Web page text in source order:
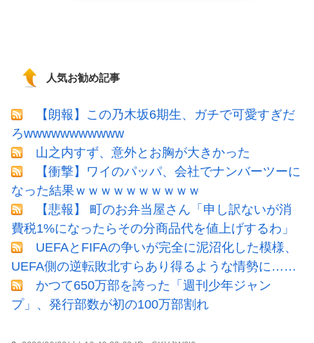
人気お勧め記事
【朗報】この乃木坂6期生、ガチで可愛すぎだ
ろwwwwwwwwwww
山之内すず、意外とお胸が大きかった
【衝撃】ワイのパッパ、会社でナンバーツーに
なった結果ｗｗｗｗｗｗｗｗｗｗ
【悲報】 町のお弁当屋さん「申し訳ないが消
費税1%になったらその分商品代を値上げするわ」
UEFAとFIFAの争いが完全に泥沼化した模様、
UEFA側の逆転敗北すらあり得るような情勢に……
かつて650万部を誇った「週刊少年ジャン
プ」、発行部数が初の100万部割れ